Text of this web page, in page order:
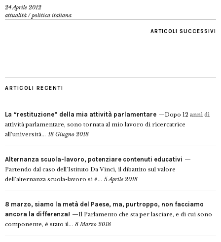
24 Aprile 2012
attualità /politica italiana
ARTICOLI SUCCESSIVI
ARTICOLI RECENTI
La “restituzione” della mia attività parlamentare
Dopo 12 anni di
attività parlamentare, sono tornata al mio lavoro di ricercatrice
all’università... 18 Giugno 2018
Alternanza scuola-lavoro, potenziare contenuti educativi
Partendo dal caso dell’Istituto Da Vinci, il dibattito sul valore
dell’alternanza scuola-lavoro si è... 5 Aprile 2018
8 marzo, siamo la metà del Paese, ma, purtroppo, non facciamo
ancora la differenza!
Il Parlamento che sta per lasciare, e di cui sono
componente, è stato il... 8 Marzo 2018